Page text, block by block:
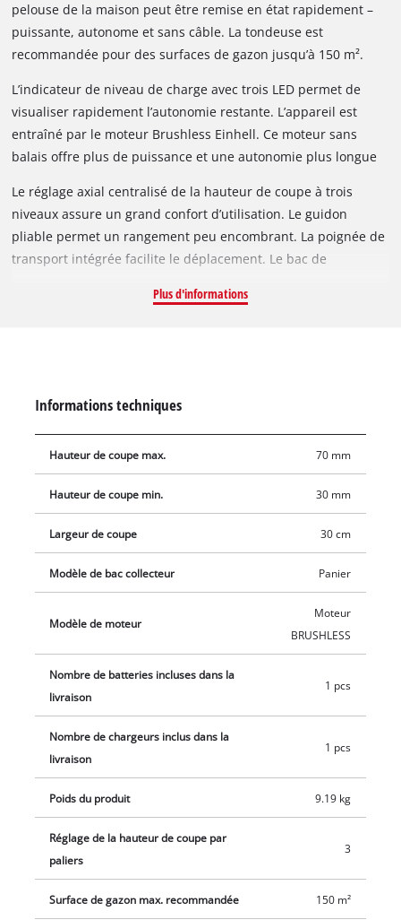
pelouse de la maison peut être remise en état rapidement –
puissante, autonome et sans câble. La tondeuse est
recommandée pour des surfaces de gazon jusqu’à 150 m².
une batterie lithium-ion 18 V / 3,0 Ah performante, utilisable
dans tous les appareils Einhell de la gamme système. Elle
atteint jusqu’à 3 500 tours par minute pour une largeur de
coupe de 30 cm.
L’indicateur de niveau de charge avec trois LED permet de
visualiser rapidement l’autonomie restante. L’appareil est
entraîné par le moteur Brushless Einhell. Ce moteur sans
balais offre plus de puissance et une autonomie plus longue
enregistrement en ligne, une garantie de 10 ans s’applique au
moteur Brushless.
Le réglage axial centralisé de la hauteur de coupe à trois
niveaux assure un grand confort d’utilisation. Le guidon
pliable permet un rangement peu encombrant. La poignée de
transport intégrée facilite le déplacement. Le bac de
assurent une tonte régulière. La livraison comprend une
Plus d'informations
Informations techniques
Hauteur de coupe max. 70 mm
Hauteur de coupe min. 30 mm
Largeur de coupe 30 cm
Modèle de bac collecteur Panier
Modèle de moteur
Moteur
BRUSHLESS
Nombre de batteries incluses dans la
livraison
1 pcs
Nombre de chargeurs inclus dans la
livraison
1 pcs
Poids du produit 9.19 kg
Réglage de la hauteur de coupe par
paliers
3
Surface de gazon max. recommandée 150 m²